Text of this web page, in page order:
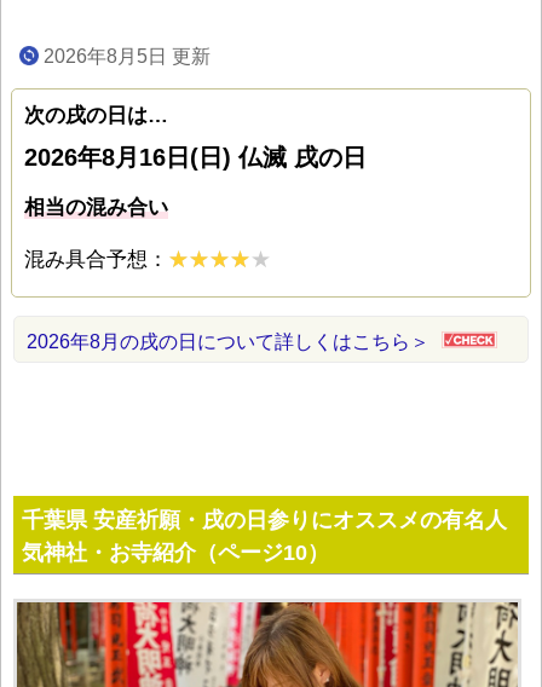
2026年8月5日 更新
次の戌の日は…
2026年8月16日(日) 仏滅 戌の日
相当の混み合い
混み具合予想：
2026年8月の戌の日について詳しくはこちら＞
千葉県 安産祈願・戌の日参りにオススメの有名人
気神社・お寺紹介（ページ10）